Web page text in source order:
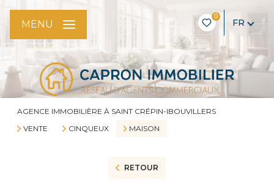
0
FR
MENU
AGENCE IMMOBILIÈRE À SAINT CRÉPIN-IBOUVILLERS
VENTE
CINQUEUX MAISON
RETOUR